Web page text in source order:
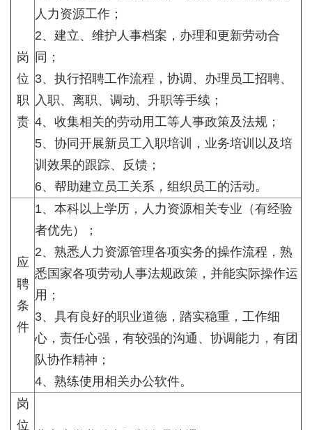
岗
位
职
责
人力资源工作；
2、建立、维护人事档案，办理和更新劳动合
同；
3、执行招聘工作流程，协调、办理员工招聘、
入职、离职、调动、升职等手续；
4、收集相关的劳动用工等人事政策及法规；
5、协同开展新员工入职培训，业务培训以及培
训效果的跟踪、反馈；
6、帮助建立员工关系，组织员工的活动。
应
聘
条
件
1、本科以上学历，人力资源相关专业（有经验
者优先）；
2、熟悉人力资源管理各项实务的操作流程，熟
悉国家各项劳动人事法规政策，并能实际操作运
用；
3、具有良好的职业道德，踏实稳重，工作细
心，责任心强，有较强的沟通、协调能力，有团
队协作精神；
4、熟练使用相关办公软件。
岗
位